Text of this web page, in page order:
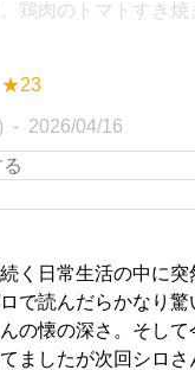
鶏肉のトマトすき焼
★23
2026/04/16
く日常生活の中に突
で読んだらかなり驚
の懐の深さ。そし
ましたが次回シロさ